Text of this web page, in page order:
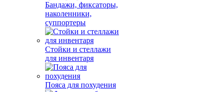
Бандажи, фиксаторы,
наколенники,
суппортеры
Стойки и стеллажи
для инвентаря
Пояса для похудения